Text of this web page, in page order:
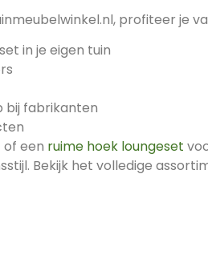
profiteer je
in je eigen tuin
bij fabrikanten
of een ruime hoek loungeset
Bekijk het volledige